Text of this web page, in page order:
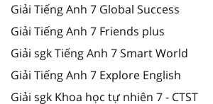
Giải Tiếng Anh 7 Global Success
Giải Tiếng Anh 7 Friends plus
Giải sgk Tiếng Anh 7 Smart World
Giải Tiếng Anh 7 Explore English
Giải sgk Khoa học tự nhiên 7 - CTST